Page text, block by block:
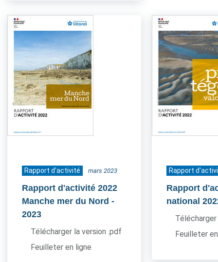
Rapport d'activité mars 2023
Rapport d'activité 2022
Manche mer du Nord -
2023
Télécharger la version .pdf
Feuilleter en ligne
Rapport
Rapport
national
Feuilleter